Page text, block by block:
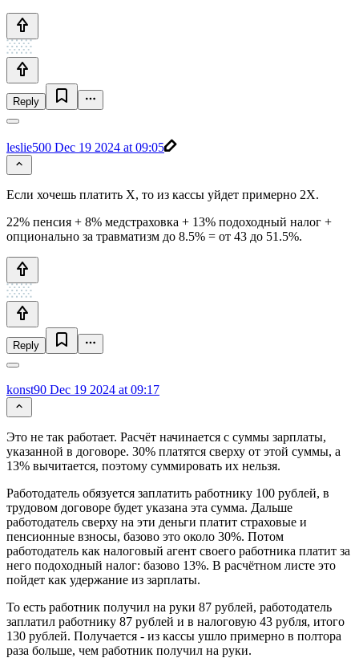
Reply
leslie500 Dec 19 2024 at 09:05
Если хочешь платить Х, то из кассы уйдет примерно 2Х.
22% пенсия + 8% медстраховка + 13% подоходный налог +
опционально за травматизм до 8.5% = от 43 до 51.5%.
Reply
konst90 Dec 19 2024 at 09:17
Это не так работает. Расчёт начинается с суммы зарплаты,
указанной в договоре. 30% платятся сверху от этой суммы, а
13% вычитается, поэтому суммировать их нельзя.
Работодатель обязуется заплатить работнику 100 рублей, в
трудовом договоре будет указана эта сумма. Дальше
работодатель сверху на эти деньги платит страховые и
пенсионные взносы, базово это около 30%. Потом
работодатель как налоговый агент своего работника платит за
него подоходный налог: базово 13%. В расчётном листе это
пойдет как удержание из зарплаты.
То есть работник получил на руки 87 рублей, работодатель
заплатил работнику 87 рублей и в налоговую 43 рубля, итого
130 рублей. Получается - из кассы ушло примерно в полтора
раза больше, чем работник получил на руки.